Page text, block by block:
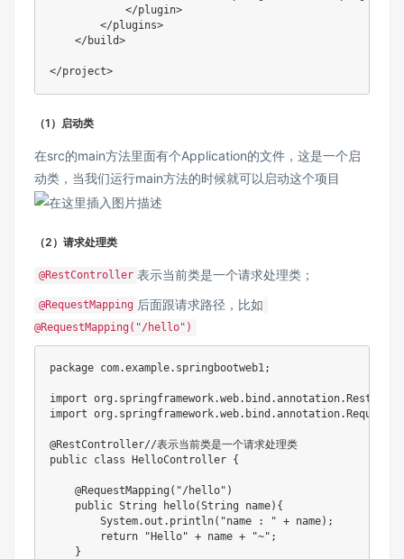
</plugin>
</plugins>
</ build>
</project>
（1）启动类
在src的main方法里面有个Application的文件，这是一个启
动类，当我们运行main方法的时候就可以启动这个项目
（2）请求处理类
@RestController 表示当前类是一个请求处理类；
@RequestMapping 后面跟请求路径，比如
@RequestMapping("/hello")
package com.example. springbootweb1 ;
import org . springframework.web. bind .annotation.
import org . springframework.web. bind .annotation.
@RestController//表示当前类是一个请求处理类
public class HelloController {
@RequestMapping ( "/hello" )
public String hello(String name) {
System.out . println( "name : " + name) ;
return
"Hello" + name + "~" ;
}